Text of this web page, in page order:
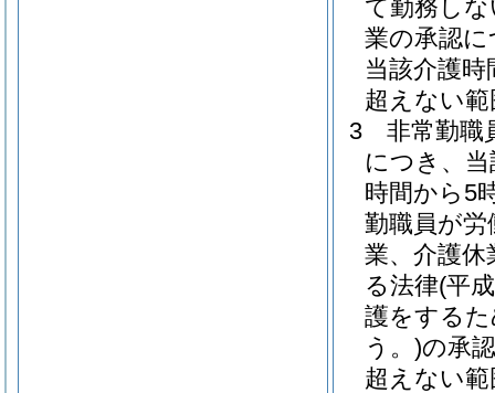
て勤務し
業の承認
当該介護
超えない
3
非常勤職
につき、
時間から5
勤職員が労
業、介護休
る法律(平
護をする
う。)の承
超えない